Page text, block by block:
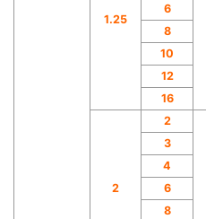
1.25
6
8
10
12
16
2
2
3
4
6
8